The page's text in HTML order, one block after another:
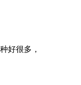
好很多，